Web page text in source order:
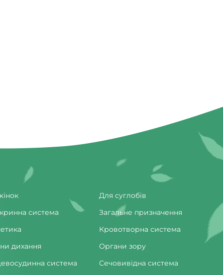
Для суглобів
система
Загальне призначення
Кровотворна система
дихання
Органи зору
система
Сечовивідна система